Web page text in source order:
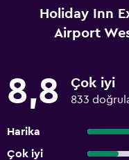
Holiday Inn
Airport
8,8 Çok iyi
833
Harika
Çok iyi